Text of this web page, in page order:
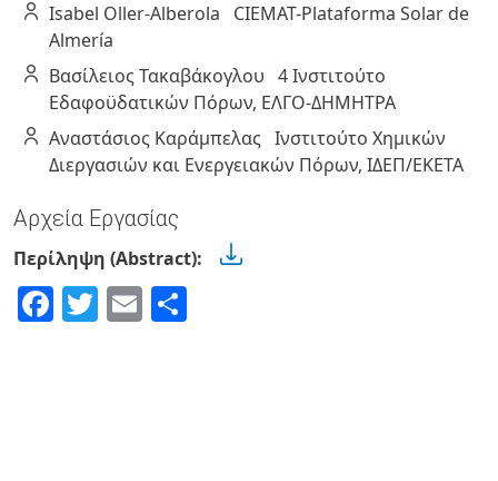
Isabel Oller-Alberola
CIEMAT-Plataforma Solar de
Almería
ΒασίλειοςΤακαβάκογλου 4 Ινστιτούτο
Εδαφοϋδατικών Πόρων, ΕΛΓΟ-ΔΗΜΗΤΡΑ
Αναστάσιος Καράμπελας Ινστιτούτο Χημικών
Διεργασιών και Ενεργειακών Πόρων, ΙΔΕΠ/EKETA
Αρχεία Εργασίας
Περίληψη (Abstract):
Facebook
Twitter
Email